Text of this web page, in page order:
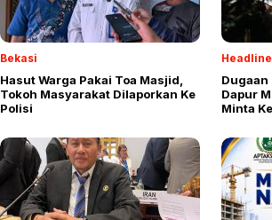
Bekasi
Hasut Warga Pakai Toa Masjid,
Tokoh Masyarakat Dilaporkan Ke
Polisi
Headline
Dapur
Minta